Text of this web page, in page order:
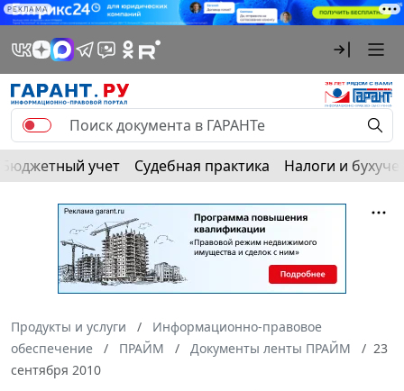
РЕКЛАМА
Бюджетный учет Судебная практика Налоги и
Продукты и услуги
Информационно-правовое
обеспечение
ПРАЙМ Документы ленты ПРАЙМ
23
сентября 2010